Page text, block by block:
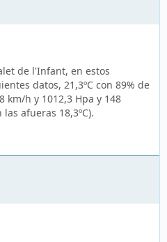
de l'Infant, en estos
datos, 21,3ºC con 89% de
km/h y 1012,3 Hpa y 148
afueras 18,3ºC).